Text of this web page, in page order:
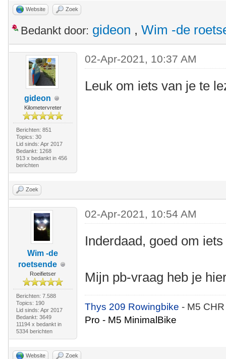
Website Zoek
Bedankt door: gideon , Wim -de
gideon
Kilometervreter
Berichten: 851
Topics: 30
Lid sinds: Apr 2017
Bedankt: 1268
913 x bedankt in 456
berichten
02-Apr-2021, 10:37 AM
Leuk om iets van je te
Zoek
Wim -de
roetsende
Roeifietser
Berichten: 7.588
Topics: 190
Lid sinds: Apr 2017
Bedankt: 3649
11194 x bedankt in
5334 berichten
02-Apr-2021, 10:54 AM
Inderdaad, goed om
Mijn pb-vraag heb je
Thys 209 Rowingbike- M5
Pro - M5 MinimalBike
Website Zoek